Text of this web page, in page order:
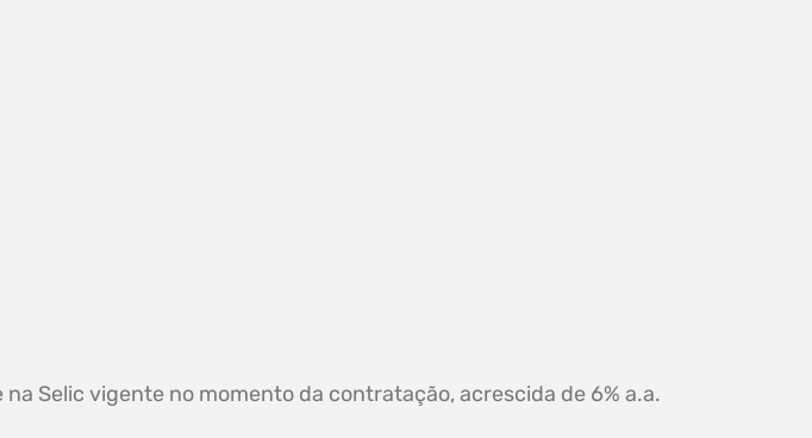
Selic vigente no momento da contratação, acrescida de 6% a.a.